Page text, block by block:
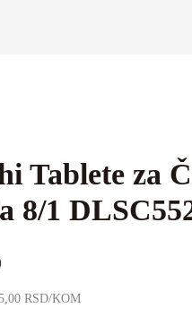
Tablete za
8/1
RSD/KOM